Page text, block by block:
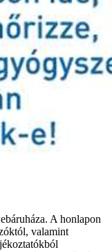
A honlapon
valamint